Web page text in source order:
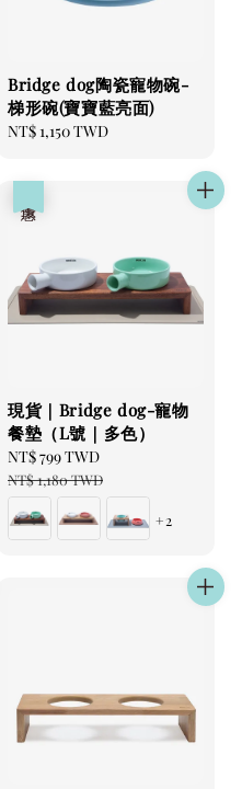
Bridge dog陶瓷寵物碗-
梯形碗(寶寶藍亮面)
Regular
NT$ 1,150 TWD
現貨｜Bridge dog-寵物
餐墊（L號｜多色）
Sale
price
NT$ 799 TWD
NT$ 1,180 TWD
+2